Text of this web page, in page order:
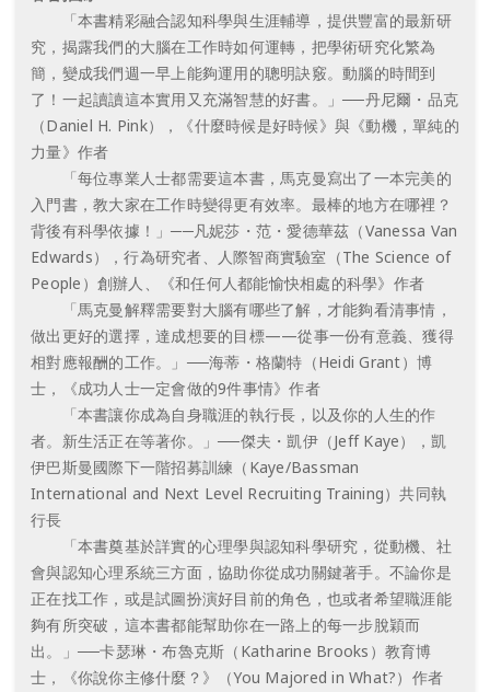
「本書精彩融合認知科學與生涯輔導，提供豐富的最新研
究，揭露我們的大腦在工作時如何運轉，把學術研究化繁為
簡，變成我們週一早上能夠運用的聰明訣竅。動腦的時間到
了！一起讀讀這本實用又充滿智慧的好書。」──丹尼爾・品克
（Daniel H. Pink），《什麼時候是好時候》與《動機，單純的
力量》作者
「每位專業人士都需要這本書，馬克曼寫出了一本完美的
入門書，教大家在工作時變得更有效率。最棒的地方在哪裡？
背後有科學依據！」──凡妮莎・范・愛德華茲（Vanessa Van
Edwards），行為研究者、人際智商實驗室（The Science of
People）創辦人、《和任何人都能愉快相處的科學》作者
「馬克曼解釋需要對大腦有哪些了解，才能夠看清事情，
做出更好的選擇，達成想要的目標——從事一份有意義、獲得
相對應報酬的工作。」──海蒂・格蘭特（Heidi Grant）博
士，《成功人士一定會做的9件事情》作者
「本書讓你成為自身職涯的執行長，以及你的人生的作
者。新生活正在等著你。」──傑夫・凱伊（Jeff Kaye），凱
伊巴斯曼國際下一階招募訓練（Kaye/Bassman
International and Next Level Recruiting Training）共同執
行長
「本書奠基於詳實的心理學與認知科學研究，從動機、社
會與認知心理系統三方面，協助你從成功關鍵著手。不論你是
正在找工作，或是試圖扮演好目前的角色，也或者希望職涯能
夠有所突破，這本書都能幫助你在一路上的每一步脫穎而
出。」──卡瑟琳・布魯克斯（Katharine Brooks）教育博
士，《你說你主修什麼？》（You Majored in What?）作者